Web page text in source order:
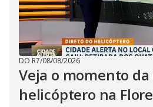
DO R7/08/08/2026
Veja o momento
helicóptero na